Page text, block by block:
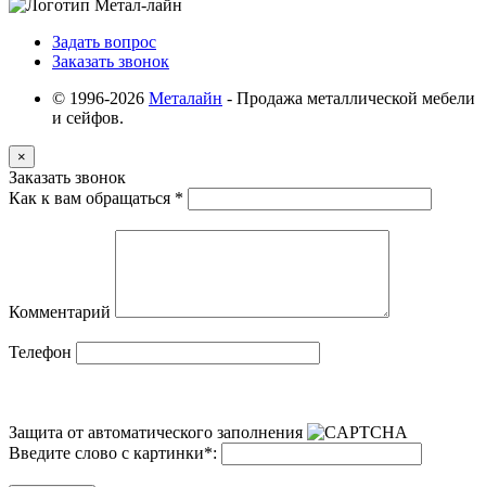
Задать вопрос
Заказать звонок
© 1996-2026 Металайн - Продажа металлической мебели
и сейфов.
×
Заказать звонок
Как к вам обращаться *
Комментарий
Телефон
Защита от автоматического заполнения
Введите слово с картинки*: